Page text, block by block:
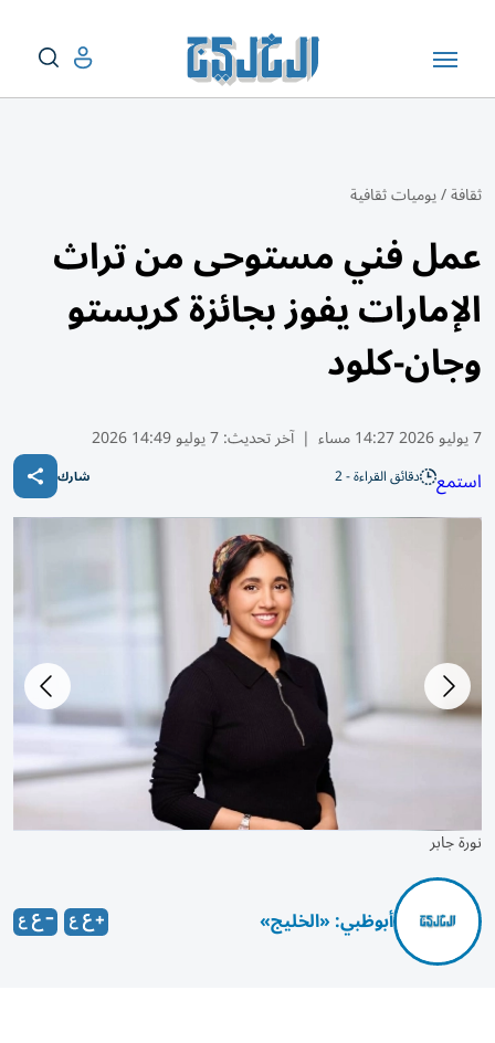
ثقافة/يوميات ثقافية
عمل فني مستوحى من تراث
الإمارات يفوز بجائزة كريستو
وجان-كلود
7 يوليو 2026 14:27 مساء | آخر تحديث:7 يوليو 14:49 2026
استمع دقائق القراءة - 2 شارك
نورة جابر
أبوظبي: «الخليج»